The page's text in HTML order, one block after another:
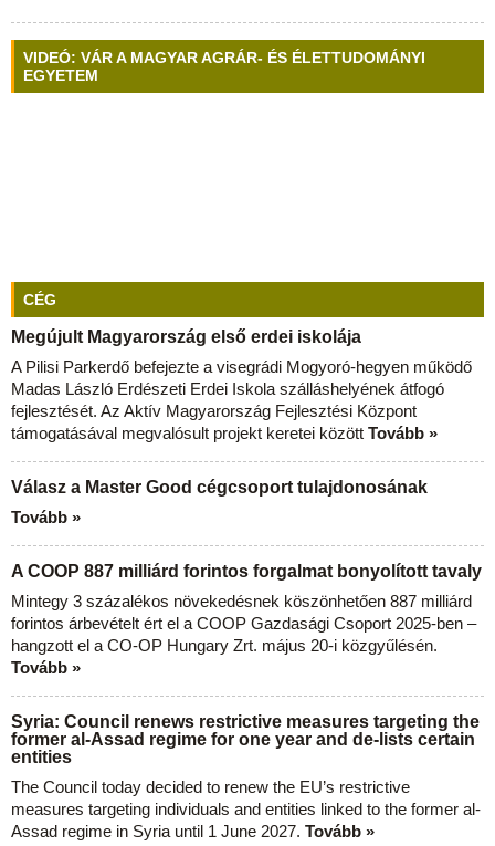
VIDEÓ: VÁR A MAGYAR AGRÁR- ÉS ÉLETTUDOMÁNYI
EGYETEM
CÉG
Megújult Magyarország első erdei iskolája
A Pilisi Parkerdő befejezte a visegrádi Mogyoró-hegyen működő
Madas László Erdészeti Erdei Iskola szálláshelyének átfogó
fejlesztését. Az Aktív Magyarország Fejlesztési Központ
támogatásával megvalósult projekt keretei között Tovább »
Válasz a Master Good cégcsoport tulajdonosának
Tovább »
A COOP 887 milliárd forintos forgalmat bonyolított tavaly
Mintegy 3 százalékos növekedésnek köszönhetően 887 milliárd
forintos árbevételt ért el a COOP Gazdasági Csoport 2025-ben –
hangzott el a CO-OP Hungary Zrt. május 20-i közgyűlésén.
Tovább »
Syria: Council renews restrictive measures targeting the
former al-Assad regime for one year and de-lists certain
entities
The Council today decided to renew the EU’s restrictive
measures targeting individuals and entities linked to the former al-
Assad regime in Syria until 1 June 2027. Tovább »